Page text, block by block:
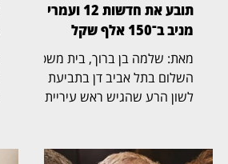
תובע את חדשות 12 ועמרי
מניב ב־150 אלף שקל
מאת: שלמה בן ברוך, בית משפט
השלום בתל אביב דן בתביעת
לשון הרע שהגיש ראש עיריית
והכתב עמרי מניב. בתביעה,